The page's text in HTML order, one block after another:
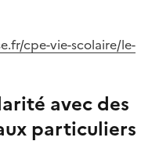
cpe-vie-scolaire/le-
avec des
particuliers